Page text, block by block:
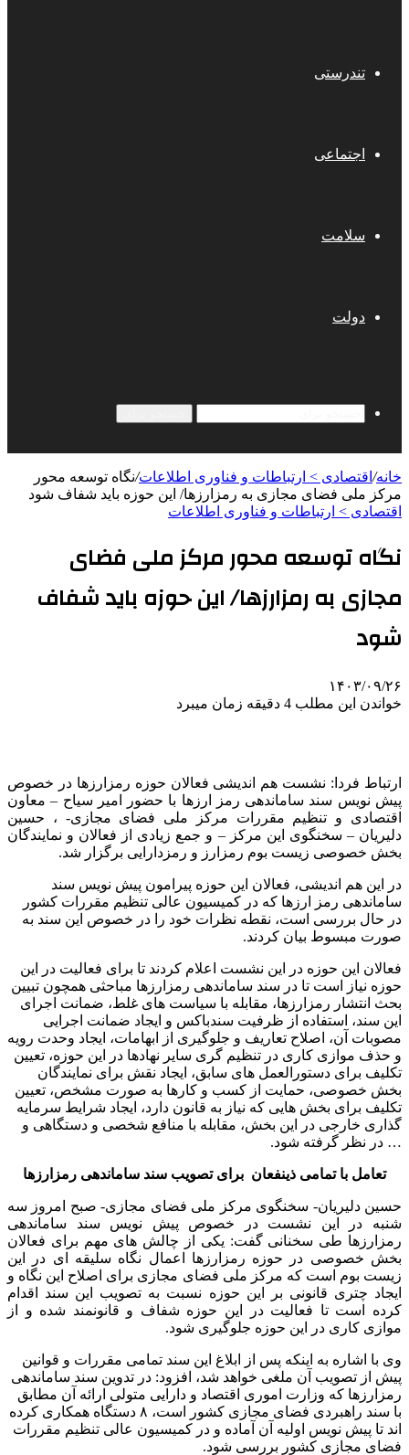
تندرستی
اجتماعی
سلامت
دولت
خانه/ اقتصادی > ارتباطات و فناوری اطلاعات/نگاه توسعه محور
مرکز ملی فضای مجازی به رمزارزها/ این حوزه باید شفاف شود
اقتصادی > ارتباطات و فناوری اطلاعات
نگاه توسعه محور مرکز ملی فضای
مجازی به رمزارزها/ این حوزه باید شفاف
شود
۱۴۰۳/۰۹/۲۶
خواندن این مطلب 4 دقیقه زمان میبرد
ارتباط فردا: نشست هم اندیشی فعالان حوزه رمزارزها در خصوص
پیش نویس سند ساماندهی رمز ارزها با حضور امیر سیاح – معاون
اقتصادی و تنظیم مقررات مرکز ملی فضای مجازی- ، حسین
دلیریان – سخنگوی این مرکز – و جمع زیادی از فعالان و نمایندگان
بخش خصوصی زیست بوم رمزارز و رمزدارایی برگزار شد.
در این هم اندیشی، فعالان این حوزه پیرامون پیش نویس سند
ساماندهی رمز ارزها که در کمیسیون عالی تنظیم مقررات کشور
در حال بررسی است، نقطه نظرات خود را در خصوص این سند به
صورت مبسوط بیان کردند.
فعالان این حوزه در این نشست اعلام کردند تا برای فعالیت در این
حوزه نیاز است تا در سند ساماندهی رمزارزها مباحثی همچون تبیین
بحث انتشار رمزارزها، مقابله با سیاست های غلط، ضمانت اجرای
این سند، استفاده از ظرفیت سندباکس و ایجاد ضمانت اجرایی
مصوبات آن، اصلاح تعاریف و جلوگیری از ابهامات، ایجاد وحدت رویه
و حذف موازی کاری در تنظیم گری سایر نهادها در این حوزه، تعیین
تکلیف برای دستورالعمل های سابق، ایجاد نقش برای نمایندگان
بخش خصوصی، حمایت از کسب و کارها به صورت مشخص، تعیین
تکلیف برای بخش هایی که نیاز به قانون دارد، ایجاد شرایط سرمایه
گذاری خارجی در این بخش، مقابله با منافع شخصی و دستگاهی و
… در نظر گرفته شود.
تعامل با تمامی ذینفعان برای تصویب سند ساماندهی رمزارزها
حسین دلیریان- سخنگوی مرکز ملی فضای مجازی- صبح امروز سه
شنبه در این نشست در خصوص پیش نویس سند ساماندهی
رمزارزها طی سخنانی گفت: یکی از چالش های مهم برای فعالان
بخش خصوصی در حوزه رمزارزها اعمال نگاه سلیقه ای در این
زیست بوم است که مرکز ملی فضای مجازی برای اصلاح این نگاه و
ایجاد چتری قانونی بر این حوزه نسبت به تصویب این سند اقدام
کرده است تا فعالیت در این حوزه شفاف و قانونمند شده و از
موازی کاری در این حوزه جلوگیری شود.
وی با اشاره به اینکه پس از ابلاغ این سند تمامی مقررات و قوانین
پیش از تصویب آن ملغی خواهد شد، افزود: در تدوین سند ساماندهی
رمزارزها که وزارت اموری اقتصاد و دارایی متولی ارائه آن مطابق
با سند راهبردی فضای مجازی کشور است، ۸ دستگاه همکاری کرده
اند تا پیش نویس اولیه آن آماده و در کمیسیون عالی تنظیم مقررات
فضای مجازی کشور بررسی شود.